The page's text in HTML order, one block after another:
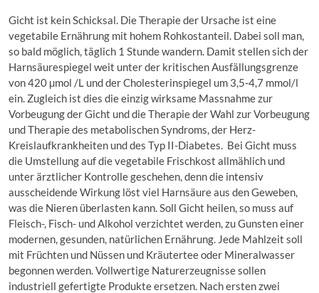
Gicht ist kein Schicksal. Die Therapie der Ursache ist eine
vegetabile Ernährung mit hohem Rohkostanteil. Dabei soll man,
so bald möglich, täglich 1 Stunde wandern. Damit stellen sich der
Harnsäurespiegel weit unter der kritischen Ausfällungsgrenze
von 420 µmol /L und der Cholesterinspiegel um 3,5-4,7 mmol/l
ein. Zugleich ist dies die einzig wirksame Massnahme zur
Vorbeugung der Gicht und die Therapie der Wahl zur Vorbeugung
und Therapie des metabolischen Syndroms, der Herz-
Kreislaufkrankheiten und des Typ II-Diabetes. Bei Gicht muss
die Umstellung auf die vegetabile Frischkost allmählich und
unter ärztlicher Kontrolle geschehen, denn die intensiv
ausscheidende Wirkung löst viel Harnsäure aus den Geweben,
was die Nieren überlasten kann. Soll Gicht heilen, so muss auf
Fleisch-, Fisch- und Alkohol verzichtet werden, zu Gunsten einer
modernen, gesunden, natürlichen Ernährung. Jede Mahlzeit soll
mit Früchten und Nüssen und Kräutertee oder Mineralwasser
begonnen werden. Vollwertige Naturerzeugnisse sollen
industriell gefertigte Produkte ersetzen. Nach ersten zwei